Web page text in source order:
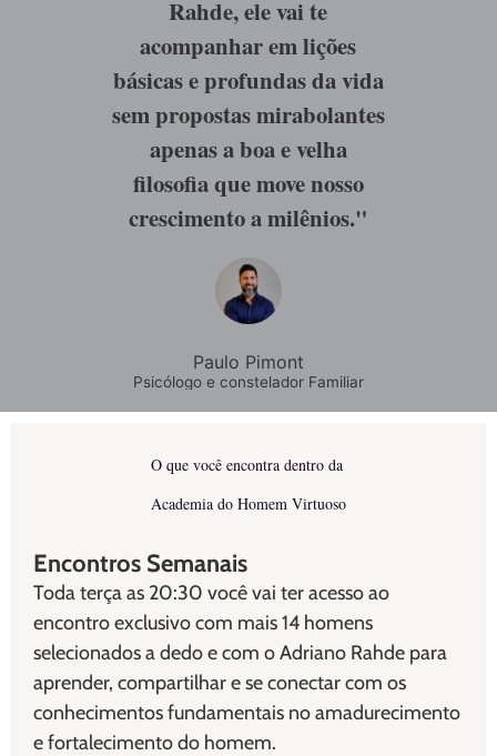
Rahde, ele vai te
acompanhar em lições
básicas e profundas da vida
sem propostas mirabolantes
apenas a boa e velha
filosofia que move nosso
crescimento a milênios."
Paulo Pimont
Psicólogo e constelador Familiar
O que você encontra dentro da
Academia do Homem Virtuoso
Encontros Semanais
Toda terça as 20:30 você vai ter acesso ao
encontro exclusivo com mais 14 homens
selecionados a dedo e com o Adriano Rahde para
aprender, compartilhar e se conectar com os
conhecimentos fundamentais no amadurecimento
e fortalecimento do homem.